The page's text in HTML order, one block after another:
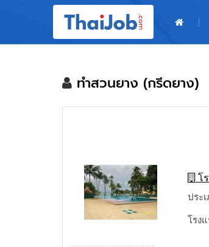
ผู้สมัครงาน: เข้าสู่ระบบ
ทำสวนยาง (กรีดยาง)
โ
ประ
โรง